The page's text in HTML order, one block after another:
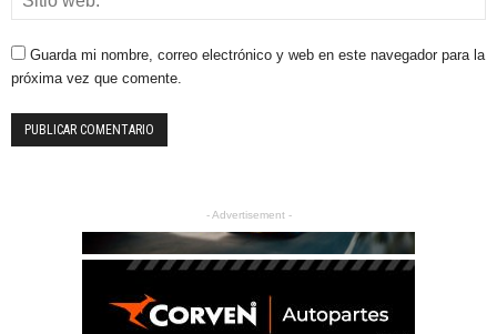
Guarda mi nombre, correo electrónico y web en este navegador para la
próxima vez que comente.
- Advertisement -